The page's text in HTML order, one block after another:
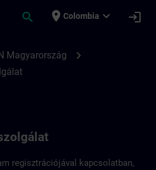
search place Colombia expand_more login
Magyarország chevron_right
regisztrációjával kapcsolatban,